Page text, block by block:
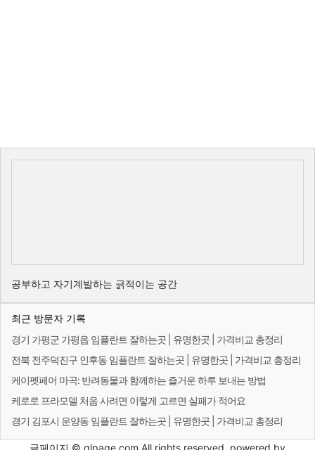
공부하고 자기계발하는 긁적이는 공간
최근 방문자 기록
경기 가평군 가평읍 임플란트 잘하는곳 | 유명한곳 | 가격비교 총정리
전북 전주덕진구 인후동 임플란트 잘하는곳 | 유명한곳 | 가격비교 총정리
케이펫페어 마곡: 반려동물과 함께하는 즐거운 하루 보내는 방법
케로로 프라모델 처음 사려면 이렇게 고르면 실패가 적어요
경기 김포시 운양동 임플란트 잘하는곳 | 유명한곳 | 가격비교 총정리
글페이지 © glpage.com All rights reserved. powered by